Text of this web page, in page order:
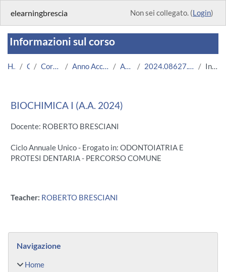
elearningbrescia Non sei collegato. (Login)
Informazioni sul corso
Home Corsi Corsi Istituzionali Anno Accademico 2024/2025 Area Medica 2024.08627.2023.1.U8851.N0_18194 Introduzione
BIOCHIMICA I (A.A. 2024)
Docente: ROBERTO BRESCIANI
Ciclo Annuale Unico - Erogato in: ODONTOIATRIA E
PROTESI DENTARIA - PERCORSO COMUNE
Teacher: ROBERTO BRESCIANI
Blocchi
Navigazione
Home